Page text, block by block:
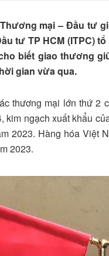
mại – Đầu tư
tư TP HCM (ITPC)
biết giao thương
gian vừa qua.
thương mại lớn thứ 2
kim ngạch xuất khẩu
2023. Hàng hóa Việt
2023.